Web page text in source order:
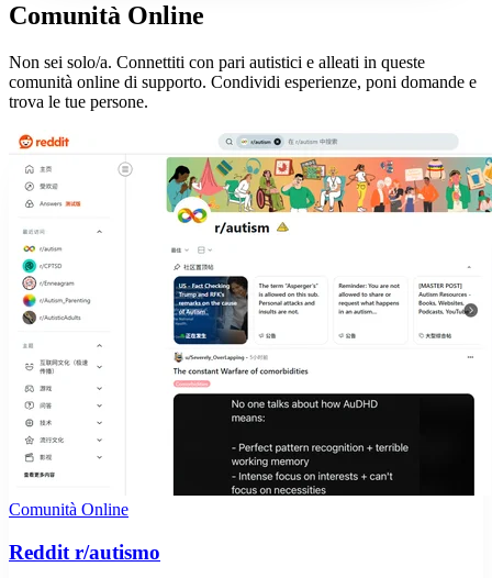
Comunità Online
Non sei solo/a. Connettiti con pari autistici e alleati in queste
comunità online di supporto. Condividi esperienze, poni domande e
trova le tue persone.
Comunità Online
Reddit r/autismo